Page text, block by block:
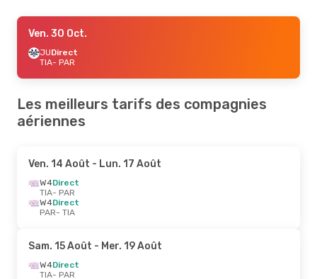
Ven. 30 Oct.
JUDirect
TIA- PAR
Les meilleurs tarifs des compagnies
aériennes
Ven. 14 Août - Lun. 17 Août
W4Direct
TIA- PAR
W4Direct
PAR- TIA
Sam. 15 Août - Mer. 19 Août
W4Direct
TIA- PAR